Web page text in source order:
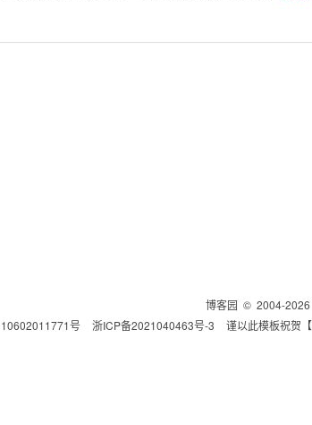
博客园 © 2004-2026
号
浙ICP备2021040463号-3 谨以此模板祝贺